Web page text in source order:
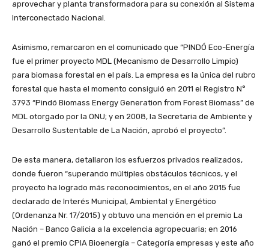
aprovechar y planta transformadora para su conexión al Sistema
Interconectado Nacional.
Asimismo, remarcaron en el comunicado que “PINDÓ Eco-Energía
fue el primer proyecto MDL (Mecanismo de Desarrollo Limpio)
para biomasa forestal en el país. La empresa es la única del rubro
forestal que hasta el momento consiguió en 2011 el Registro N°
3793 “Pindó Biomass Energy Generation from Forest Biomass” de
MDL otorgado por la ONU; y en 2008, la Secretaria de Ambiente y
Desarrollo Sustentable de La Nación, aprobó el proyecto”.
De esta manera, detallaron los esfuerzos privados realizados,
donde fueron “superando múltiples obstáculos técnicos, y el
proyecto ha logrado más reconocimientos, en el año 2015 fue
declarado de Interés Municipal, Ambiental y Energético
(Ordenanza Nr. 17/2015) y obtuvo una mención en el premio La
Nación – Banco Galicia a la excelencia agropecuaria; en 2016
ganó el premio CPIA Bioenergía – Categoría empresas y este año